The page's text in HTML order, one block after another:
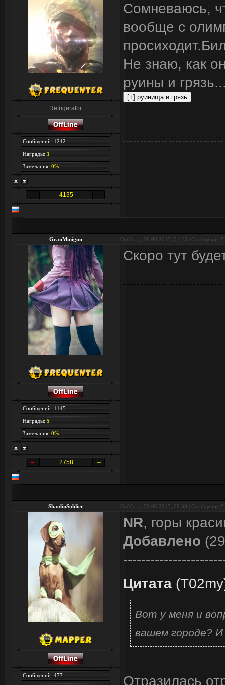
Refrigerator
Сообщений: 1242
Награды: 1
Замечания: 0%
4135
Сомневаюсь,
вообще с
Не знаю, как
руины и
GranMinigun Суббота, 29.06.2013, 01:25 | Сообщение #
Сообщений: 1145
Награды: 5
Замечания: 0%
2758
Скоро тут
ShaolinSoldier Суббота, 29.06.2013, 09:39 | Сообщение #
Сообщений: 477
NR, горы
Добавлено
Цитата (T02my
Вот у меня и
вашем городе?
Отразилась